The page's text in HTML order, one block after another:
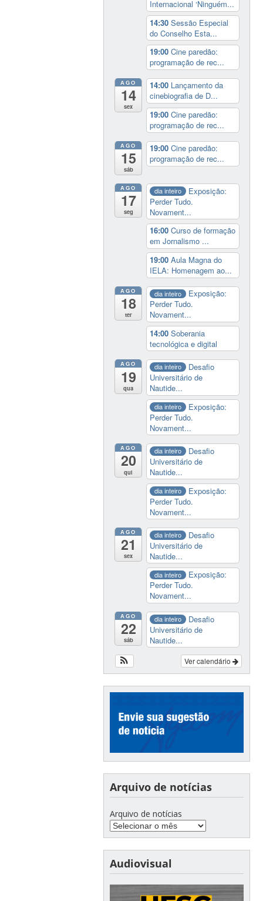
Internacional ‘Ninguém...
14:30Sessão Especial
do Conselho Esta...
19:00Cine paredão:
programação de rec...
AGO
14
sex
14:00 Lançamento da
cinebiografia de D...
19:00Cine paredão:
programação de rec...
AGO
15
sáb
19:00Cine paredão:
programação de rec...
AGO
17
seg
dia inteiro
Exposição:
Perder Tudo.
Novament...
16:00Curso de formação
em Jornalismo ...
19:00Aula Magna do
IELA: Homenagem ao...
AGO
18
ter
dia inteiro
Exposição:
Perder Tudo.
Novament...
14:00Soberania
tecnológica e digital
AGO
19
qua
dia inteiro
Desafio
Universitário de
Nautide...
dia inteiro
Exposição:
Perder Tudo.
Novament...
AGO
20
qui
dia inteiro
Desafio
Universitário de
Nautide...
dia inteiro
Exposição:
Perder Tudo.
Novament...
AGO
21
sex
dia inteiro
Desafio
Universitário de
Nautide...
dia inteiro
Exposição:
Perder Tudo.
Novament...
AGO
22
sáb
dia inteiro
Desafio
Universitário de
Nautide...
Ver calendário
Arquivo de notícias
Arquivo de notícias
Audiovisual